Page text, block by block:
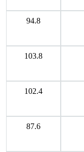
94.8
103.8
102.4
87.6